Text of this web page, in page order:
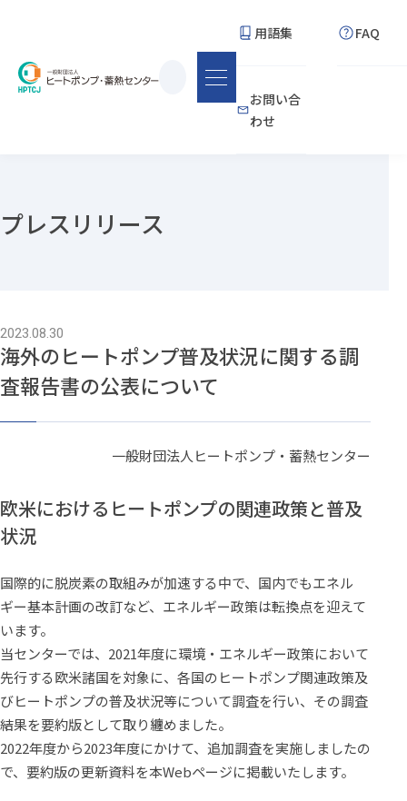
用語集 FAQ
お問い合
わせ
プレスリリース
2023.08.30
海外のヒートポンプ普及状況に関する調
査報告書の公表について
一般財団法人ヒートポンプ・蓄熱センター
欧米におけるヒートポンプの関連政策と普及
状況
国際的に脱炭素の取組みが加速する中で、国内でもエネル
ギー基本計画の改訂など、エネルギー政策は転換点を迎えて
います。
当センターでは、2021年度に環境・エネルギー政策において
先行する欧米諸国を対象に、各国のヒートポンプ関連政策及
びヒートポンプの普及状況等について調査を行い、その調査
結果を要約版として取り纏めました。
2022年度から2023年度にかけて、追加調査を実施しましたの
で、要約版の更新資料を本Webページに掲載いたします。